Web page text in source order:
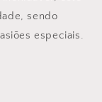
sendo
especiais.